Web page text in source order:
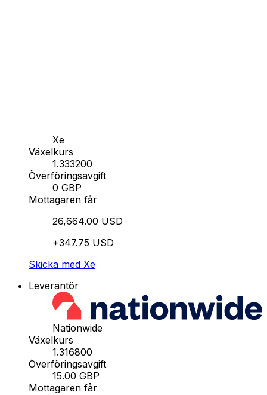
Xe
Växelkurs
1.333200
Överföringsavgift
0 GBP
Mottagaren får
26,664.00 USD
+347.75 USD
Skicka med Xe
Leverantör
Nationwide
Växelkurs
1.316800
Överföringsavgift
15.00 GBP
Mottagaren får